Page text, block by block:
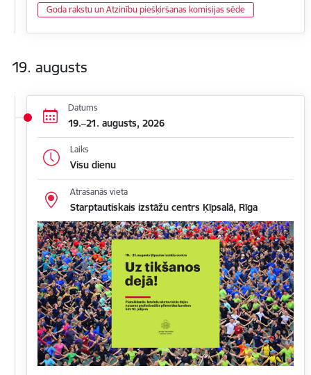
Goda rakstu un Atzinību piešķiršanas komisijas sēde
19. augusts
Datums
19.–21. augusts, 2026
Laiks
Visu dienu
Atrašanās vieta
Starptautiskais izstāžu centrs Ķīpsalā, Rīga